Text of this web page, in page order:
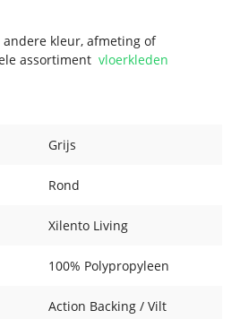
andere kleur, afmeting of
assortimentvloerkleden
Grijs
Rond
Xilento Living
100% Polypropyleen
Action Backing / Vilt